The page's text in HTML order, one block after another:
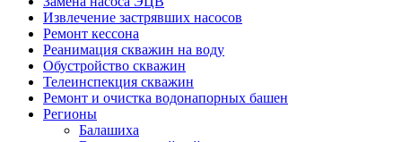
Извлечение застрявших насосов
Ремонт кессона
Реанимация скважин на воду
Обустройство скважин
Телеинспекция скважин
Ремонт и очистка водонапорных башен
Регионы
Балашиха